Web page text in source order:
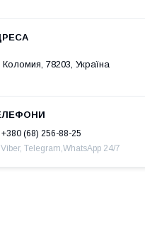
Коломия, 78203, Україна
+380 (68) 256-88-25
Viber, Telegram,WhatsApp 24/7